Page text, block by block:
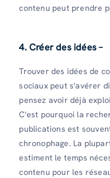
contenu peut prendre
4. Créer des idées –
Trouver des idées de
sociaux peut s'avérer
pensez avoir déjà
C'est pourquoi la
publications est
chronophage. La
estiment le temps
contenu pour les